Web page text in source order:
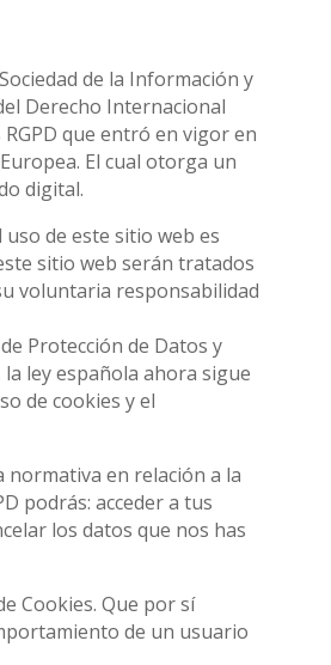
de la Información y
Derecho Internacional
que entró en vigor en
El cual otorga un
digital.
de este sitio web es
sitio web serán tratados
voluntaria responsabilidad
Protección de Datos y
ley española ahora sigue
de cookies y el
en relación a la
podrás: acceder a tus
los datos que nos has
Cookies. Que por sí
de un usuario